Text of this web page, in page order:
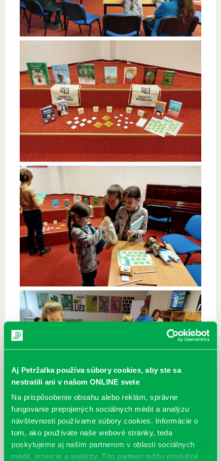
Aj Petržalka používa súbory cookies, aby ste sa
nestratili ani v našom ONLINE svete
Na prispôsobenie obsahu alebo reklám, správne
fungovanie prepojených sociálnych médií a analýzu
návštevnosti používame súbory cookies. Informácie o
tom, ako používate naše webové stránky, teda
poskytujeme aj našim partnerom v oblasti sociálnych
médií, inzercie a analýzy. Títo partneri môžu príslušné